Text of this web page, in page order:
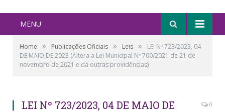
MENU
Home » Publicações Oficiais » Leis »
LEI Nº 723/2023, 04
DE MAIO DE 2023 (Altera a Lei Municipal Nº 700/2021 de 21 de
novembro de 2021 e dá outras providências)
LEI Nº 723/2023, 04 DE MAIO DE
0